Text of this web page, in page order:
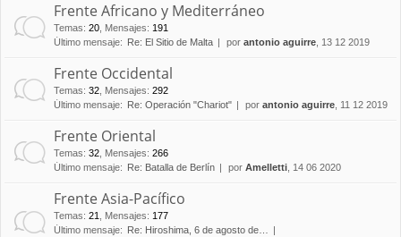
Frente Africano y Mediterráneo
Temas: 20 Mensajes: 191
Último mensaje:
Re: El Sitio de Malta por antonio aguirre , 13 12 2019
Frente Occidental
Temas: 32 Mensajes: 292
Último mensaje:
Re: Operación "Chariot" por antonio aguirre , 11 12 2019
Frente Oriental
Temas: 32 Mensajes: 266
Último mensaje:
Re: Batalla de Berlín por Amelletti , 14 06 2020
Frente Asia-Pacífico
Temas: 21 Mensajes: 177
Último mensaje:
Re: Hiroshima, 6 de agosto de…